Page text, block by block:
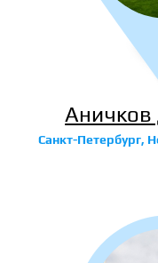
Аничков
Санкт-Петербург,